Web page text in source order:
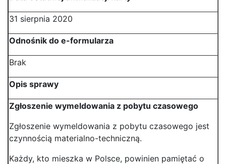
31 sierpnia 2020
Odnośnik do e-formularza
Brak
Opis sprawy
Zgłoszenie wymeldowania z pobytu czasowego
Zgłoszenie wymeldowania z pobytu czasowego jest
czynnością materialno-techniczną.
Każdy, kto mieszka w Polsce, powinien pamiętać o